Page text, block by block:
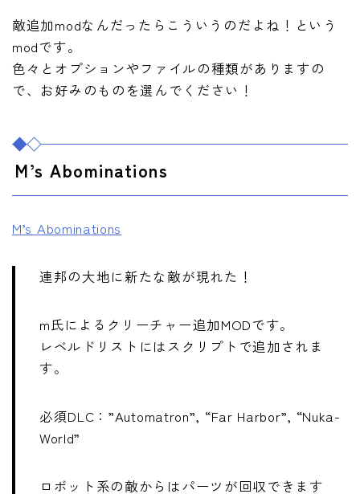
敵追加modなんだったらこういうのだよね！という
modです。
色々とオプションやファイルの種類がありますの
で、お好みのものを選んでください！
M’s Abominations
M’s Abominations
連邦の大地に新たな敵が現れた！
m氏によるクリーチャー追加MODです。
レベルドリストにはスクリプトで追加されま
す。
必須DLC：”Automatron”, “Far Harbor”, “Nuka-
World”
ロボット系の敵からはパーツが回収できます